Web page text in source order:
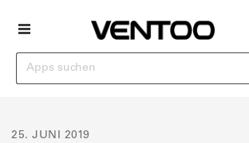
Suchen
25. JUNI 2019